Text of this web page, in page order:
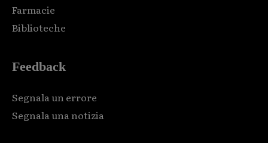
Farmacie
Biblioteche
Feedback
Segnala un errore
Segnala una notizia